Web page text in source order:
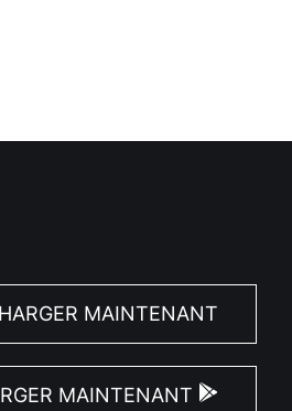
MAINTENANT
MAINTENANT